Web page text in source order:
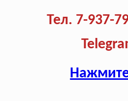
Тел. 7-937-
Нажмите